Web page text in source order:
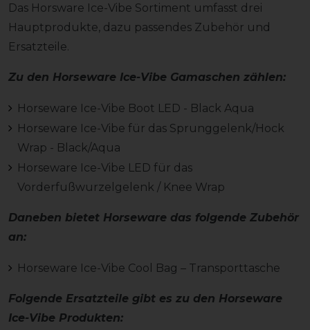
Das Horsware Ice-Vibe Sortiment umfasst drei
Hauptprodukte, dazu passendes Zubehör und
Ersatzteile.
Zu den Horseware Ice-Vibe Gamaschen zählen:
Horseware Ice-Vibe Boot LED - Black Aqua
Horseware Ice-Vibe für das Sprunggelenk/Hock
Wrap - Black/Aqua
Horseware Ice-Vibe LED für das
Vorderfußwurzelgelenk / Knee Wrap
Daneben bietet Horseware das folgende Zubehör
an:
Horseware Ice-Vibe Cool Bag – Transporttasche
Folgende Ersatzteile gibt es zu den Horseware
Ice-Vibe Produkten: